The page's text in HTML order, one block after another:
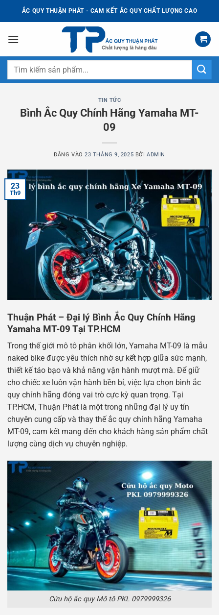
dung
ẮC QUY THUẬN PHÁT - CAM KẾT ẮC QUY CHẤT LƯỢNG CAO
Tìm
TIN TỨC
Bình Ắc Quy Chính Hãng Yamaha MT-
09
ĐĂNG VÀO23 THÁNG 9, 2025 BỞI ADMIN
23
Th9
Thuận Phát – Đại lý Bình Ắc Quy Chính Hãng
Yamaha MT-09 Tại TP.HCM
Trong thế giới mô tô phân khối lớn, Yamaha MT-09 là mẫu
naked bike được yêu thích nhờ sự kết hợp giữa sức mạnh,
thiết kế táo bạo và khả năng vận hành mượt mà. Để giữ
cho chiếc xe luôn vận hành bền bỉ, việc lựa chọn bình ắc
quy chính hãng đóng vai trò cực kỳ quan trọng. Tại
TP.HCM, Thuận Phát là một trong những đại lý uy tín
chuyên cung cấp và thay thế ắc quy chính hãng Yamaha
MT-09, cam kết mang đến cho khách hàng sản phẩm chất
lượng cùng dịch vụ chuyên nghiệp.
Cứu hộ ắc quy Mô tô PKL 0979999326